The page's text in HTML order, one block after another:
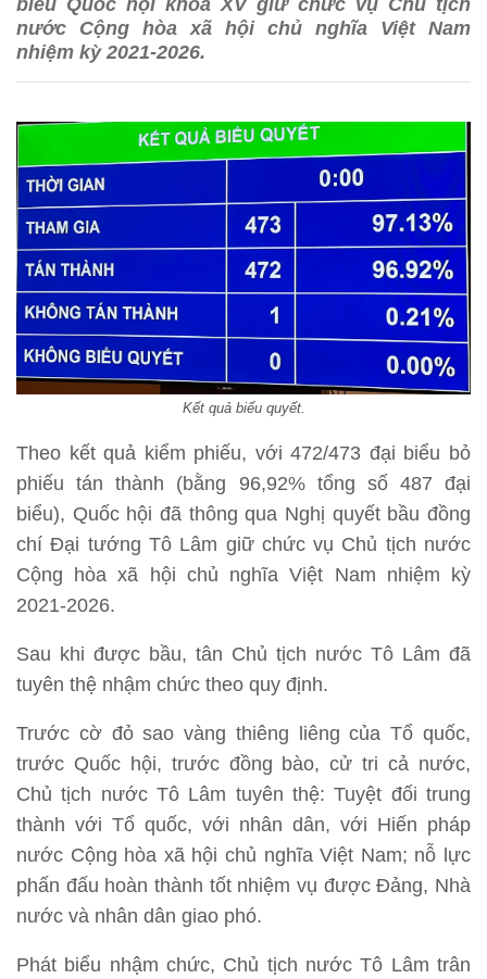
nước Cộng hòa xã hội chủ nghĩa Việt Nam
nhiệm kỳ 2021-2026.
Kết quả biểu quyết.
Theo kết quả kiểm phiếu, với 472/473 đại biểu bỏ
phiếu tán thành (bằng 96,92% tổng số 487 đại
biểu), Quốc hội đã thông qua Nghị quyết bầu đồng
chí Đại tướng Tô Lâm giữ chức vụ Chủ tịch nước
Cộng hòa xã hội chủ nghĩa Việt Nam nhiệm kỳ
2021-2026.
Sau khi được bầu, tân Chủ tịch nước Tô Lâm đã
tuyên thệ nhậm chức theo quy định.
Trước cờ đỏ sao vàng thiêng liêng của Tổ quốc,
trước Quốc hội, trước đồng bào, cử tri cả nước,
Chủ tịch nước Tô Lâm tuyên thệ: Tuyệt đối trung
thành với Tổ quốc, với nhân dân, với Hiến pháp
nước Cộng hòa xã hội chủ nghĩa Việt Nam; nỗ lực
phấn đấu hoàn thành tốt nhiệm vụ được Đảng, Nhà
nước và nhân dân giao phó.
Phát biểu nhậm chức, Chủ tịch nước Tô Lâm trân